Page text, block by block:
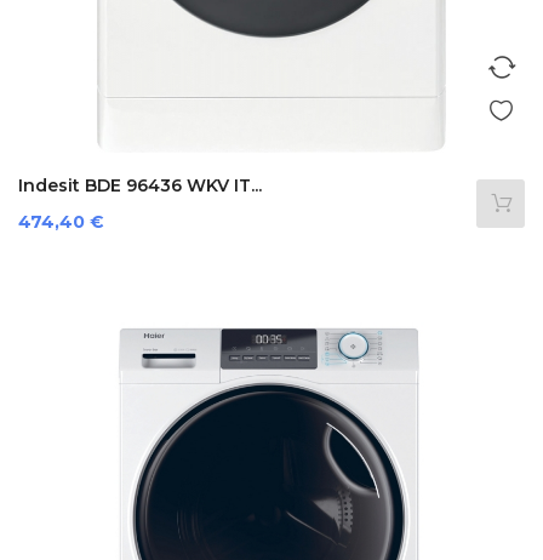
Indesit BDE 96436 WKV IT...
Preis
474,40 €